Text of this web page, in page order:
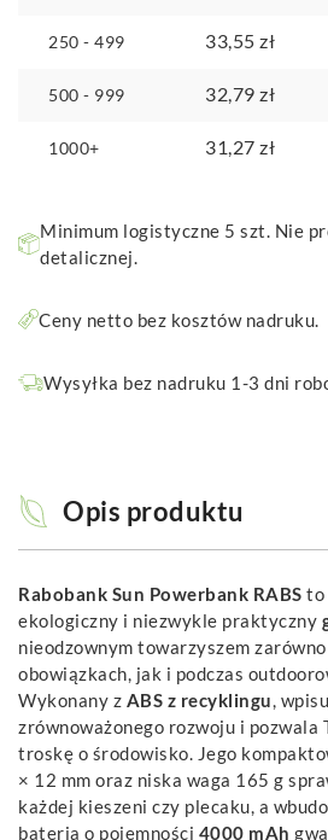
250 - 499 33,55 zł
500 - 999 32,79 zł
1000+ 31,27 zł
Minimum logistyczne 5 szt. Nie
detalicznej.
Ceny netto bez kosztów nadruku.
Wysyłka bez nadruku 1-3 dni
Opis produktu
Rabobank Sun Powerbank RABS to
ekologiczny i niezwykle praktyczny
nieodzownym towarzyszem
obowiązkach, jak i podczas
Wykonany z ABS z recyklingu,
zrównoważonego rozwoju i pozwala
troskę o środowisko. Jego
× 12 mm oraz niska waga 165 g
każdej kieszeni czy plecaku, a
bateria o pojemności 4000 mAh